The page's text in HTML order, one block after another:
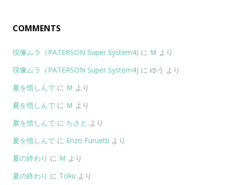
COMMENTS
現像ムラ（PATERSON Super System4) に Ｍ より
現像ムラ（PATERSON Super System4) に ゆう より
夏を惜しんで に Ｍ より
夏を惜しんで に Ｍ より
夏を惜しんで に ちさと より
夏を惜しんで に Enzo Furuetti より
夏の終わり に Ｍ より
夏の終わり に Toku より